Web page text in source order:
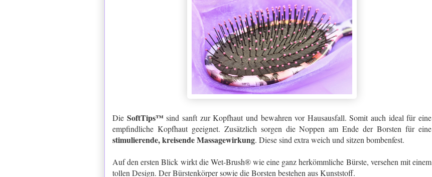
Die SoftTips™sind sanft zur Kopfhaut und bewahren vor Hausausfall. Somit auch ideal für eine
empfindliche Kopfhaut geeignet. Zusätzlich sorgen die Noppen am Ende der Borsten für eine
stimulierende, kreisende Massagewirkung. Diese sind extra weich und sitzen bombenfest.
Auf den ersten Blick wirkt die Wet-Brush® wie eine ganz herkömmliche Bürste, versehen mit einem
tollen Design. Der Bürstenkörper sowie die Borsten bestehen aus Kunststoff.